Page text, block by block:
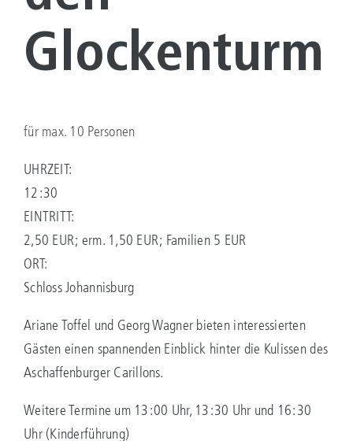
Glockenturm
für max. 10 Personen
UHRZEIT:
12:30
EINTRITT:
2,50 EUR; erm. 1,50 EUR; Familien 5 EUR
ORT:
Schloss Johannisburg
Ariane Toffel und Georg Wagner bieten interessierten
Gästen einen spannenden Einblick hinter die Kulissen des
Aschaffenburger Carillons.
Weitere Termine um 13:00 Uhr, 13:30 Uhr und 16:30
Uhr (Kinderführung)